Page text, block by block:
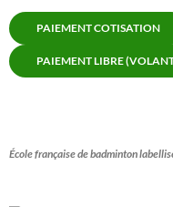
PAIEMENT COTISATION
PAIEMENT LIBRE
École française de badminton